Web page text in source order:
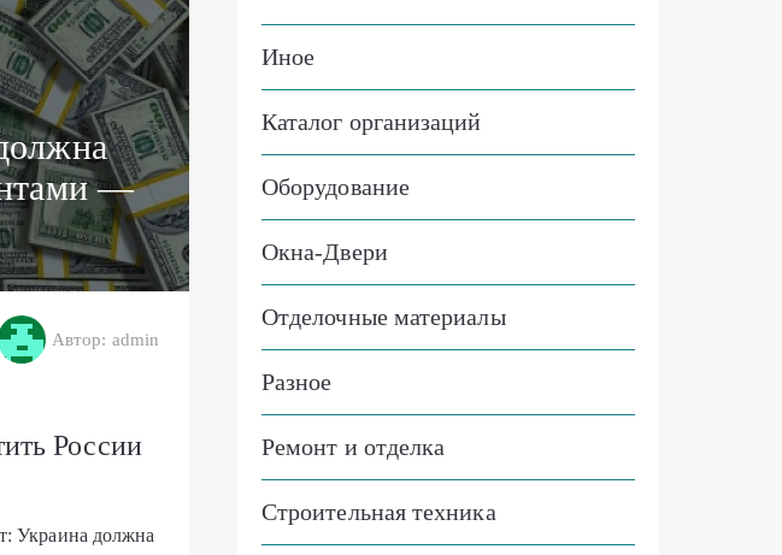
—
Автор: admin
России
Украина должна
Иное
Каталог организаций
Оборудование
Окна-Двери
Отделочные материалы
Разное
Ремонт и отделка
Строительная техника